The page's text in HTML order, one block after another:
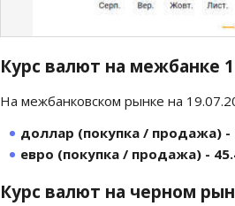
Курс валют на межбанке
На межбанковском рынке на
доллар (покупка / продажа) -
евро (покупка / продажа) -
Курс валют на черном